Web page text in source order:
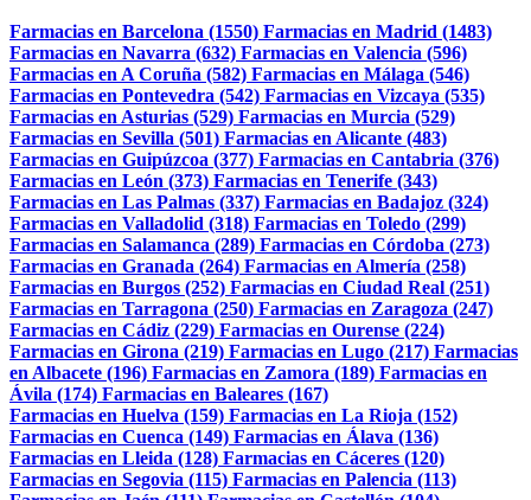
Farmacias en Barcelona (1550) Farmacias en Madrid (1483)
Farmacias en Navarra (632) Farmacias en Valencia (596)
Farmacias en A Coruña (582) Farmacias en Málaga (546)
Farmacias en Pontevedra (542) Farmacias en Vizcaya (535)
Farmacias en Asturias (529) Farmacias en Murcia (529)
Farmacias en Sevilla (501) Farmacias en Alicante (483)
Farmacias en Guipúzcoa (377) Farmacias en Cantabria (376)
Farmacias en León (373) Farmacias en Tenerife (343)
Farmacias en Las Palmas (337) Farmacias en Badajoz (324)
Farmacias en Valladolid (318) Farmacias en Toledo (299)
Farmacias en Salamanca (289) Farmacias en Córdoba (273)
Farmacias en Granada (264) Farmacias en Almería (258)
Farmacias en Burgos (252) Farmacias en Ciudad Real (251)
Farmacias en Tarragona (250) Farmacias en Zaragoza (247)
Farmacias en Cádiz (229) Farmacias en Ourense (224)
Farmacias en Girona (219) Farmacias en Lugo (217) Farmacias
en Albacete (196) Farmacias en Zamora (189) Farmacias en
Ávila (174) Farmacias en Baleares (167)
Farmacias en Huelva (159) Farmacias en La Rioja (152)
Farmacias en Cuenca (149) Farmacias en Álava (136)
Farmacias en Lleida (128) Farmacias en Cáceres (120)
Farmacias en Segovia (115) Farmacias en Palencia (113)